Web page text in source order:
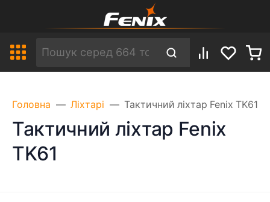
Головна Ліхтарі Тактичний ліхтар Fenix TK61
Тактичний ліхтар Fenix
TK61